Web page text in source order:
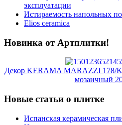
эксплуатации
Истираемость напольных
Elios ceramica
Новинка от Артплитки!
Декор KERAMA MARAZZI 178/
мозаичный
Новые статьи о плитке
Испанская керамическая